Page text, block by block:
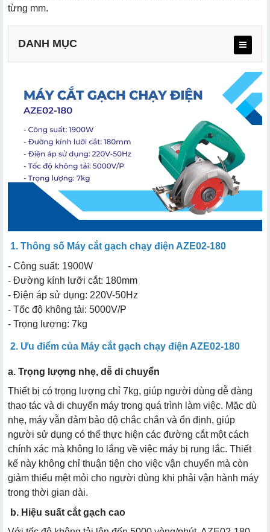
từng mm.
DANH MỤC
a. Trọng lượng nhẹ, dễ di chuyển
b. Hiệu suất cắt gạch cao
c. Linh hoạt, dễ dàng sử dụng
d. Không gây trượt khi vận hành
e. Cắt được nhiều loại vật liệu
1. Thông số Máy cắt gạch chạy điện AZE02-180
- Công suất: 1900W
- Đường kính lưỡi cắt: 180mm
- Điện áp sử dụng: 220V-50Hz
- Tốc độ không tải: 5000V/P
- Trọng lượng: 7kg
2. Ưu điểm của Máy cắt gạch chạy điện AZE02-180
a. Trọng lượng nhẹ, dễ di chuyển
Thiết bị có trọng lượng chỉ 7kg, giúp người dùng dễ dàng
thao tác và di chuyển máy trong quá trình làm việc. Mặc dù
nhẹ, máy vẫn đảm bảo độ chắc chắn và ổn định, giúp
người sử dụng có thể thực hiện các đường cắt một cách
chính xác mà không lo lắng về việc máy bị rung lắc. Thiết
kế này không chỉ thuận tiện cho việc vận chuyển mà còn
giảm thiểu mệt mỏi cho người dùng khi phải vận hành máy
trong thời gian dài.
b. Hiệu suất cắt gạch cao